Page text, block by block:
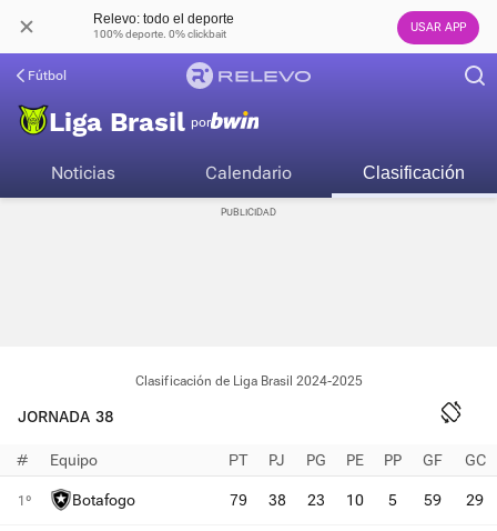
Relevo: todo el deporte
100% deporte. 0% clickbait USAR APP
Fútbol
Liga Brasil por
Noticias Calendario Clasificación
Clasificación de Liga Brasil 2024-2025
JORNADA 38
# Equipo PT PJ PG PE PP GF GC
1º Botafogo 79 38 23 10 5 59 29